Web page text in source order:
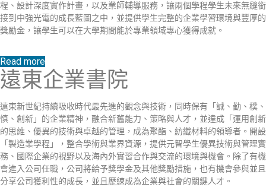
程、設計深度實作計畫，以及業師輔導服務，讓兩個學程學生未來無縫銜
接到中強光電的成長藍圖之中，並提供學生完整的企業學習環境與豐厚的
獎勵金，讓學生可以在大學期間能於專業領域專心獲得成就。
Read more
遠東企業書院
遠東新世紀持續吸收時代最先進的觀念與技術，同時保有「誠、勤、樸、
慎、創新」的企業精神，融合新舊能力、策略與人才，並達成「運用創新
的思維、優異的技術與卓越的管理，成為聚酯、紡纖材料的領導者。開設
「製造業學程」，整合學術與業界資源，提供元智學生優異技術與管理實
務、國際企業的視野以及海內外實習合作與交流的環境與機會。除了有機
會進入公司任職，公司將給予獎學金及其他獎勵措施，也有機會參與並且
分享公司獲利性的成長，並且歷練成為企業與社會的關鍵人才。